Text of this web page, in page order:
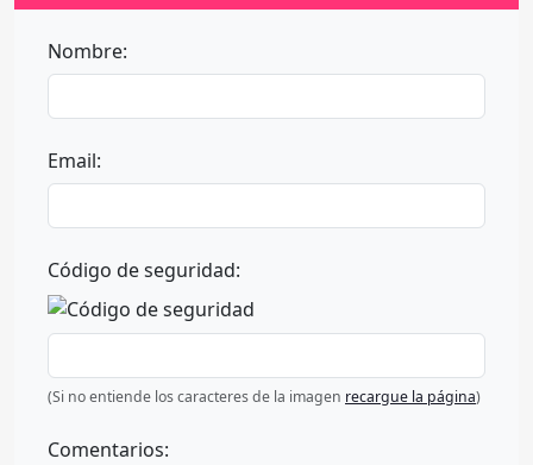
Nombre:
Email:
Código de seguridad:
(Si no entiende los caracteres de la imagen recargue la página)
Comentarios: